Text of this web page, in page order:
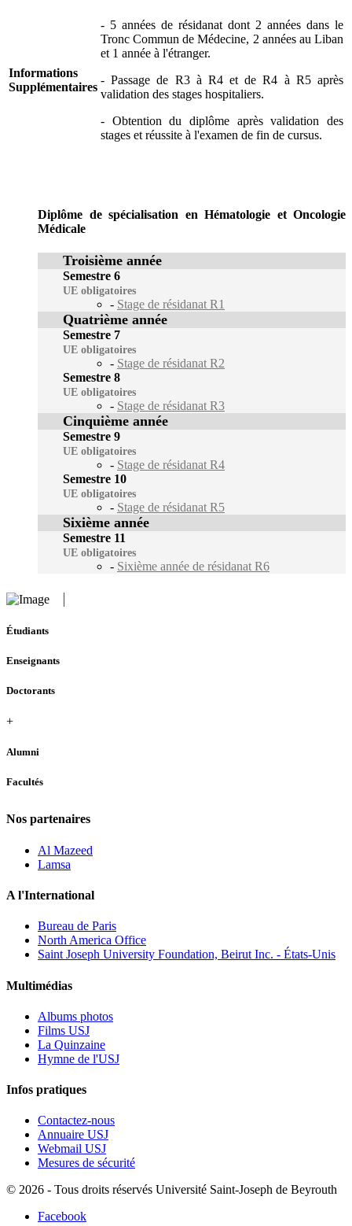
Informations
Supplémentaires
- 5 années de résidanat dont 2 années dans le
Tronc Commun de Médecine, 2 années au Liban
et 1 année à l'étranger.
- Passage de R3 à R4 et de R4 à R5 après
validation des stages hospitaliers.
- Obtention du diplôme après validation des
stages et réussite à l'examen de fin de cursus.
Diplôme de spécialisation en Hématologie et Oncologie
Médicale
Troisième année
Semestre 6
UE obligatoires
- Stage de résidanat R1
Quatrième année
Semestre 7
UE obligatoires
- Stage de résidanat R2
Semestre 8
UE obligatoires
- Stage de résidanat R3
Cinquième année
Semestre 9
UE obligatoires
- Stage de résidanat R4
Semestre 10
UE obligatoires
- Stage de résidanat R5
Sixième année
Semestre 11
UE obligatoires
- Sixième année de résidanat R6
Étudiants
Enseignants
Doctorants
+
Alumni
Facultés
Nos partenaires
Al Mazeed
Lamsa
A l'International
Bureau de Paris
North America Office
Saint Joseph University Foundation, Beirut Inc. - États-Unis
Multimédias
Albums photos
Films USJ
La Quinzaine
Hymne de l'USJ
Infos pratiques
Contactez-nous
Annuaire USJ
Webmail USJ
Mesures de sécurité
© 2026 - Tous droits réservés Université Saint-Joseph de Beyrouth
Facebook